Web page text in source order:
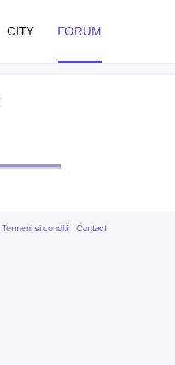
CITY FORUM
Termeni si conditii | Contact